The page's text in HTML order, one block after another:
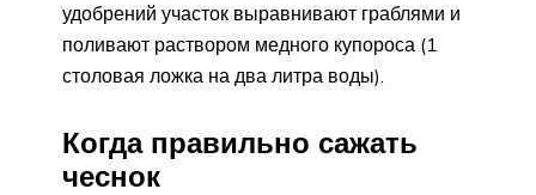
удобрений участок выравнивают граблями и
поливают раствором медного купороса (1
столовая ложка на два литра воды).
Когда правильно сажать
чеснок